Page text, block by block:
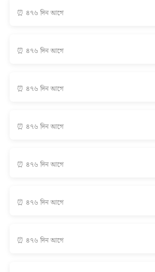
⏰ ৪৭৬ দিন আগে
⏰ ৪৭৬ দিন আগে
⏰ ৪৭৬ দিন আগে
⏰ ৪৭৬ দিন আগে
⏰ ৪৭৬ দিন আগে
⏰ ৪৭৬ দিন আগে
⏰ ৪৭৬ দিন আগে